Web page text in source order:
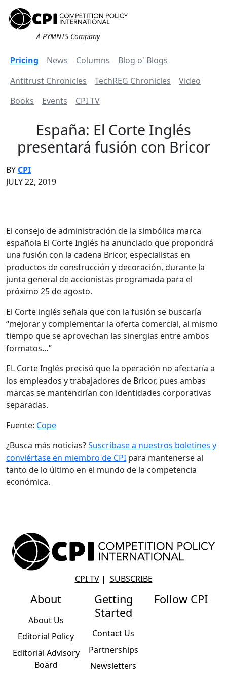
A PYMNTS Company
Pricing News Columns
Blog o' Blogs
Antitrust Chronicles
TechREG Chronicles
Video
Books
Events CPI TV
España: El Corte Inglés
presentará fusión con Bricor
BY CPI
JULY 22, 2019
El consejo de administración de la simbólica marca
española El Corte Inglés ha anunciado que propondrá
una fusión con la cadena Bricor, especialistas en
productos de construcción y decoración, durante la
junta general de accionistas programada para el
próximo 25 de agosto.
El Corte inglés señala que con la fusión se buscaría
“mejorar y complementar la oferta comercial, al mismo
tiempo que se aprovechan las sinergias entre ambos
formatos…”
EL Corte Inglés precisó que la operación no afectaría a
los empleados y trabajadores de Bricor, pues ambas
marcas se mantendrían con identidades corporativas
separadas.
Fuente: Cope
¿Busca más noticias?Suscríbase a nuestros boletines y
conviértase en miembro de CPI para mantenerse al
tanto de lo último en el mundo de la competencia
económica.
CPI TV| SUBSCRIBE
About
About Us
Editorial Policy
Editorial Advisory
Board
Getting
Started
Contact Us
Partnerships
Newsletters
Follow CPI